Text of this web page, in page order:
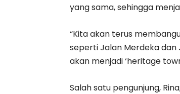
yang sama, sehingga
“Kita akan terus
seperti Jalan Merdeka dan
akan menjadi ‘heritage
Salah satu pengunjung,